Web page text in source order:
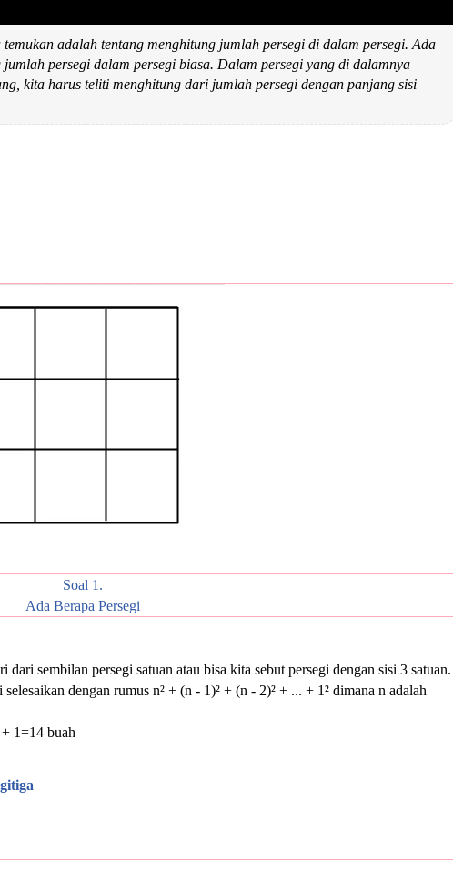
adalah tentang menghitung jumlah persegi di dalam persegi. Ada
persegi dalam persegi biasa. Dalam persegi yang di dalamnya
kita harus teliti menghitung dari jumlah persegi dengan panjang sisi
Soal 1.
Ada Berapa Persegi
dari sembilan persegi satuan atau bisa kita sebut persegi dengan sisi 3 satuan.
dengan rumus n² + (n - 1)² + (n - 2)² + ... + 1² dimana n adalah
1=14 buah